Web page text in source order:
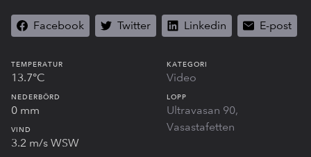
Facebook Twitter Linkedin E-post
TEMPERATUR
13.7°C
NEDERBÖRD
0 mm
VIND
3.2 m/s WSW
KATEGORI
Video
LOPP
Ultravasan 90
Vasastafetten